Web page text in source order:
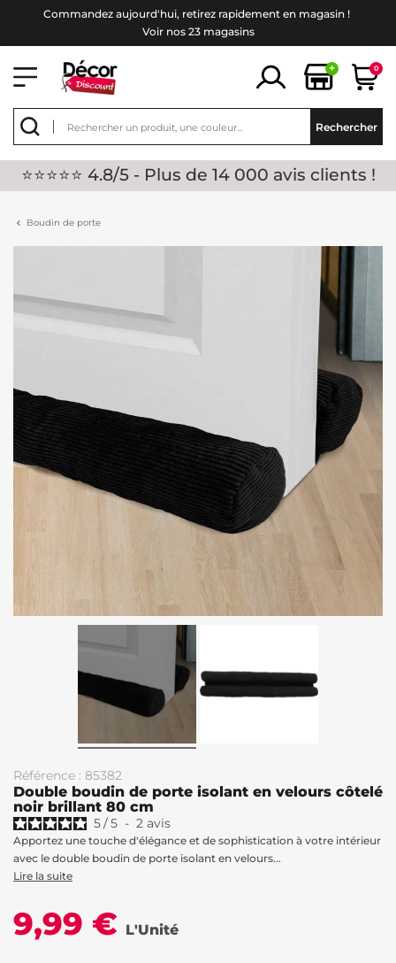
Commandez aujourd'hui, retirez rapidement en magasin !
Voir nos 23 magasins
+ 0
Rechercher
⭐⭐⭐⭐⭐ 4.8/5 - Plus de 14 000 avis clients !
Boudin de porte
Référence : 85382
Double boudin de porte isolant en velours côtelé
noir brillant 80 cm
5/5 - 2 avis
Apportez une touche d'élégance et de sophistication à votre intérieur
avec le double boudin de porte isolant en velours...
Lire la suite
9,99 € L'Unité